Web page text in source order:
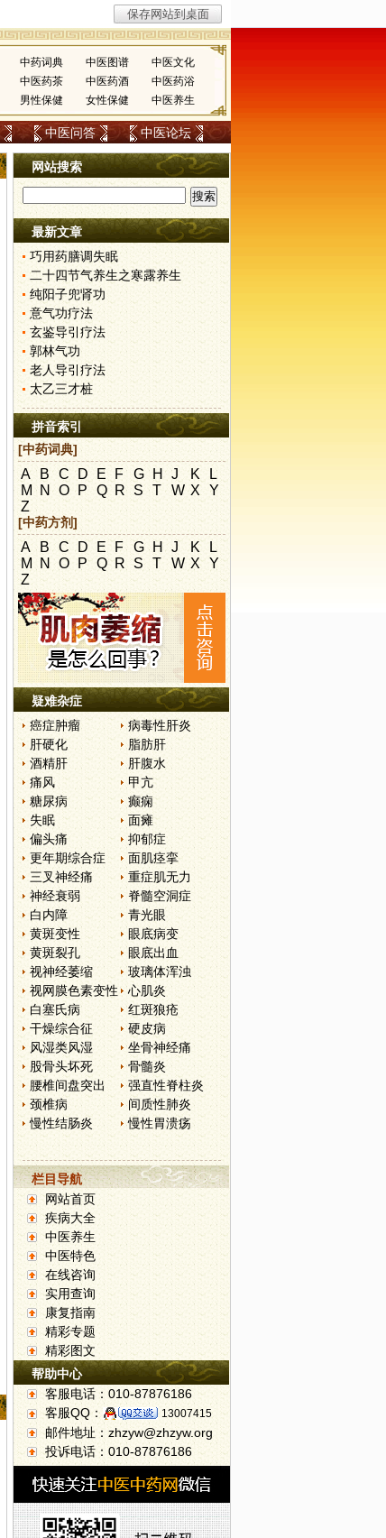
中药词典 中医图谱
中医文化
中医药茶 中医药酒
中医药浴
男性保健 女性保健 中医养生
中医问答 中医论坛
网站搜索
最新文章
巧用药膳调失眠
二十四节气养生之寒露养生
纯阳子兜肾功
意气功疗法
玄鉴导引疗法
郭林气功
老人导引疗法
太乙三才桩
拼音索引
[中药词典]
A B C D E F G H J K
L
M N O P Q R S T W X
Y
Z
[中药方剂]
A B C D E F G H J K
L
M N O P Q R S T W X
Y
Z
疑难杂症
癌症肿瘤
病毒性肝炎
肝硬化
脂肪肝
酒精肝
肝腹水
痛风
甲亢
糖尿病
癫痫
失眠
面瘫
偏头痛
抑郁症
更年期综合症
面肌痉挛
三叉神经痛
重症肌无力
神经衰弱
脊髓空洞症
白内障
青光眼
黄斑变性
眼底病变
黄斑裂孔
眼底出血
视神经萎缩
玻璃体浑浊
视网膜色素变性
心肌炎
白塞氏病
红斑狼疮
干燥综合征
硬皮病
风湿类风湿
坐骨神经痛
股骨头坏死
骨髓炎
腰椎间盘突出
强直性脊柱炎
颈椎病
间质性肺炎
慢性结肠炎
慢性胃溃疡
栏目导航
网站首页
疾病大全
中医养生
中医特色
在线咨询
实用查询
康复指南
精彩专题
精彩图文
帮助中心
客服电话：010-87876186
客服QQ：
13007415
邮件地址：zhzyw@zhzyw.org
投诉电话：010-87876186